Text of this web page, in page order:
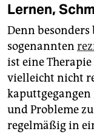
Lernen,
Denn
sogenannten
ist eine
vielleicht nicht
kaputtgegangen
und Probleme
regelmäßig in